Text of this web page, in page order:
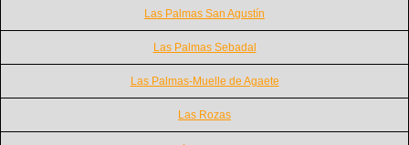
Las Palmas San Agustín
Las Palmas Sebadal
Las Palmas-Muelle de Agaete
Las Rozas